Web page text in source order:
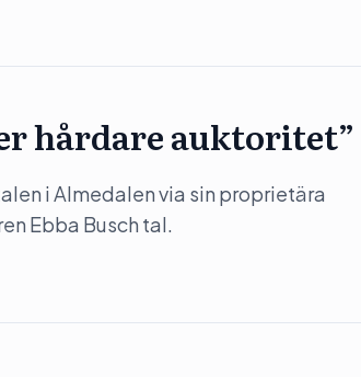
hårdare auktoritet”
i Almedalen via sin proprietära
Ebba Busch tal.